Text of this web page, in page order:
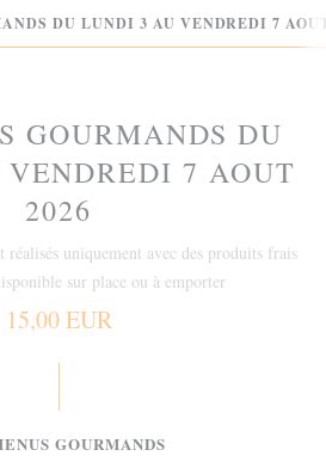
DU LUNDI 3 AU VENDREDI 7
GOURMANDS DU
7 AOUT
2026
réalisés uniquement avec des produits frais
sur place ou à emporter
15,00 EUR
GOURMANDS